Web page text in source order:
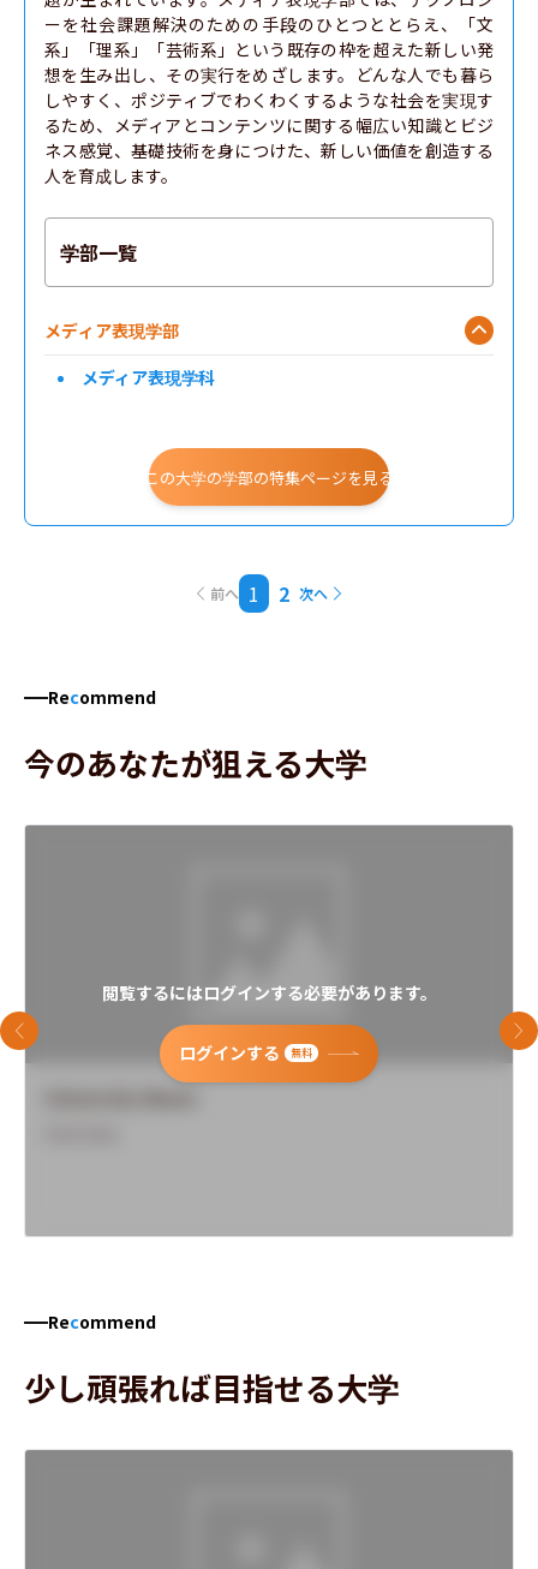
ーを社会課題解決のための手段のひとつととらえ、「文
系」「理系」「芸術系」という既存の枠を超えた新しい発
想を生み出し、その実行をめざします。どんな人でも暮ら
しやすく、ポジティブでわくわくするような社会を実現す
るため、メディアとコンテンツに関する幅広い知識とビジ
ネス感覚、基礎技術を身につけた、新しい価値を創造する
人を育成します。
学部一覧
メディア表現学部
メディア表現学科
この大学の学部の特集ページを見る
前へ 1 2 次へ
Recommend
今のあなたが狙える大学
閲覧するにはログインする必要があります。
ログインする 無料
前のスライド 次
Recommend
少し頑張れば目指せる大学